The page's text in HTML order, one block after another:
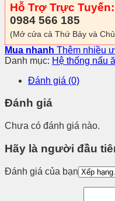
Hỗ Trợ Trực Tuyến:
0984 566 185
(Mở cửa cả Thứ Bảy và
Mua nhanh Thêm nhiều
Danh mục: Hệ thống nấu
Đánh giá (0)
Đánh giá
Chưa có đánh giá nào.
Hãy là người đầu
Đánh giá của bạn